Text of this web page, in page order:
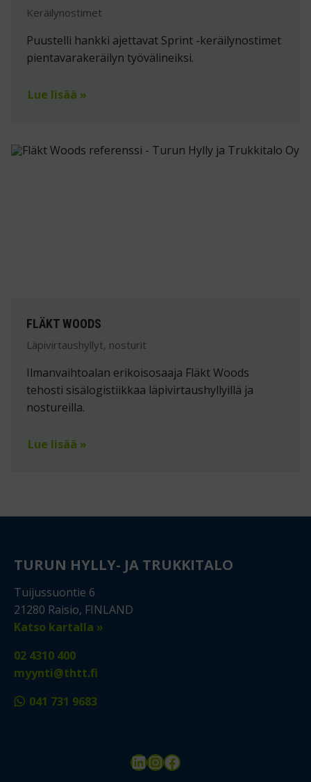
Keräilynostimet
Puustelli hankki ajettavat Sprint -keräilynostimet
pientavarakeräilyn työvälineiksi.
Lue lisää »
FLÄKT WOODS
Läpivirtaushyllyt, nosturit
Ilmanvaihtoalan erikoisosaaja Fläkt Woods
tehosti sisälogistiikkaa läpivirtaushyllyillä ja
nostureilla.
Lue lisää »
TURUN HYLLY- JA TRUKKITALO
Tuijussuontie 6
21280 Raisio, FINLAND
Katso kartalla »
02 4310 400
myynti@thtt.fi
041 731 9683
LinkedIn
Instagram
Facebook